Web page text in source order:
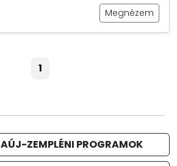
Megnézem
1
ZEMPLÉNI PROGRAMOK